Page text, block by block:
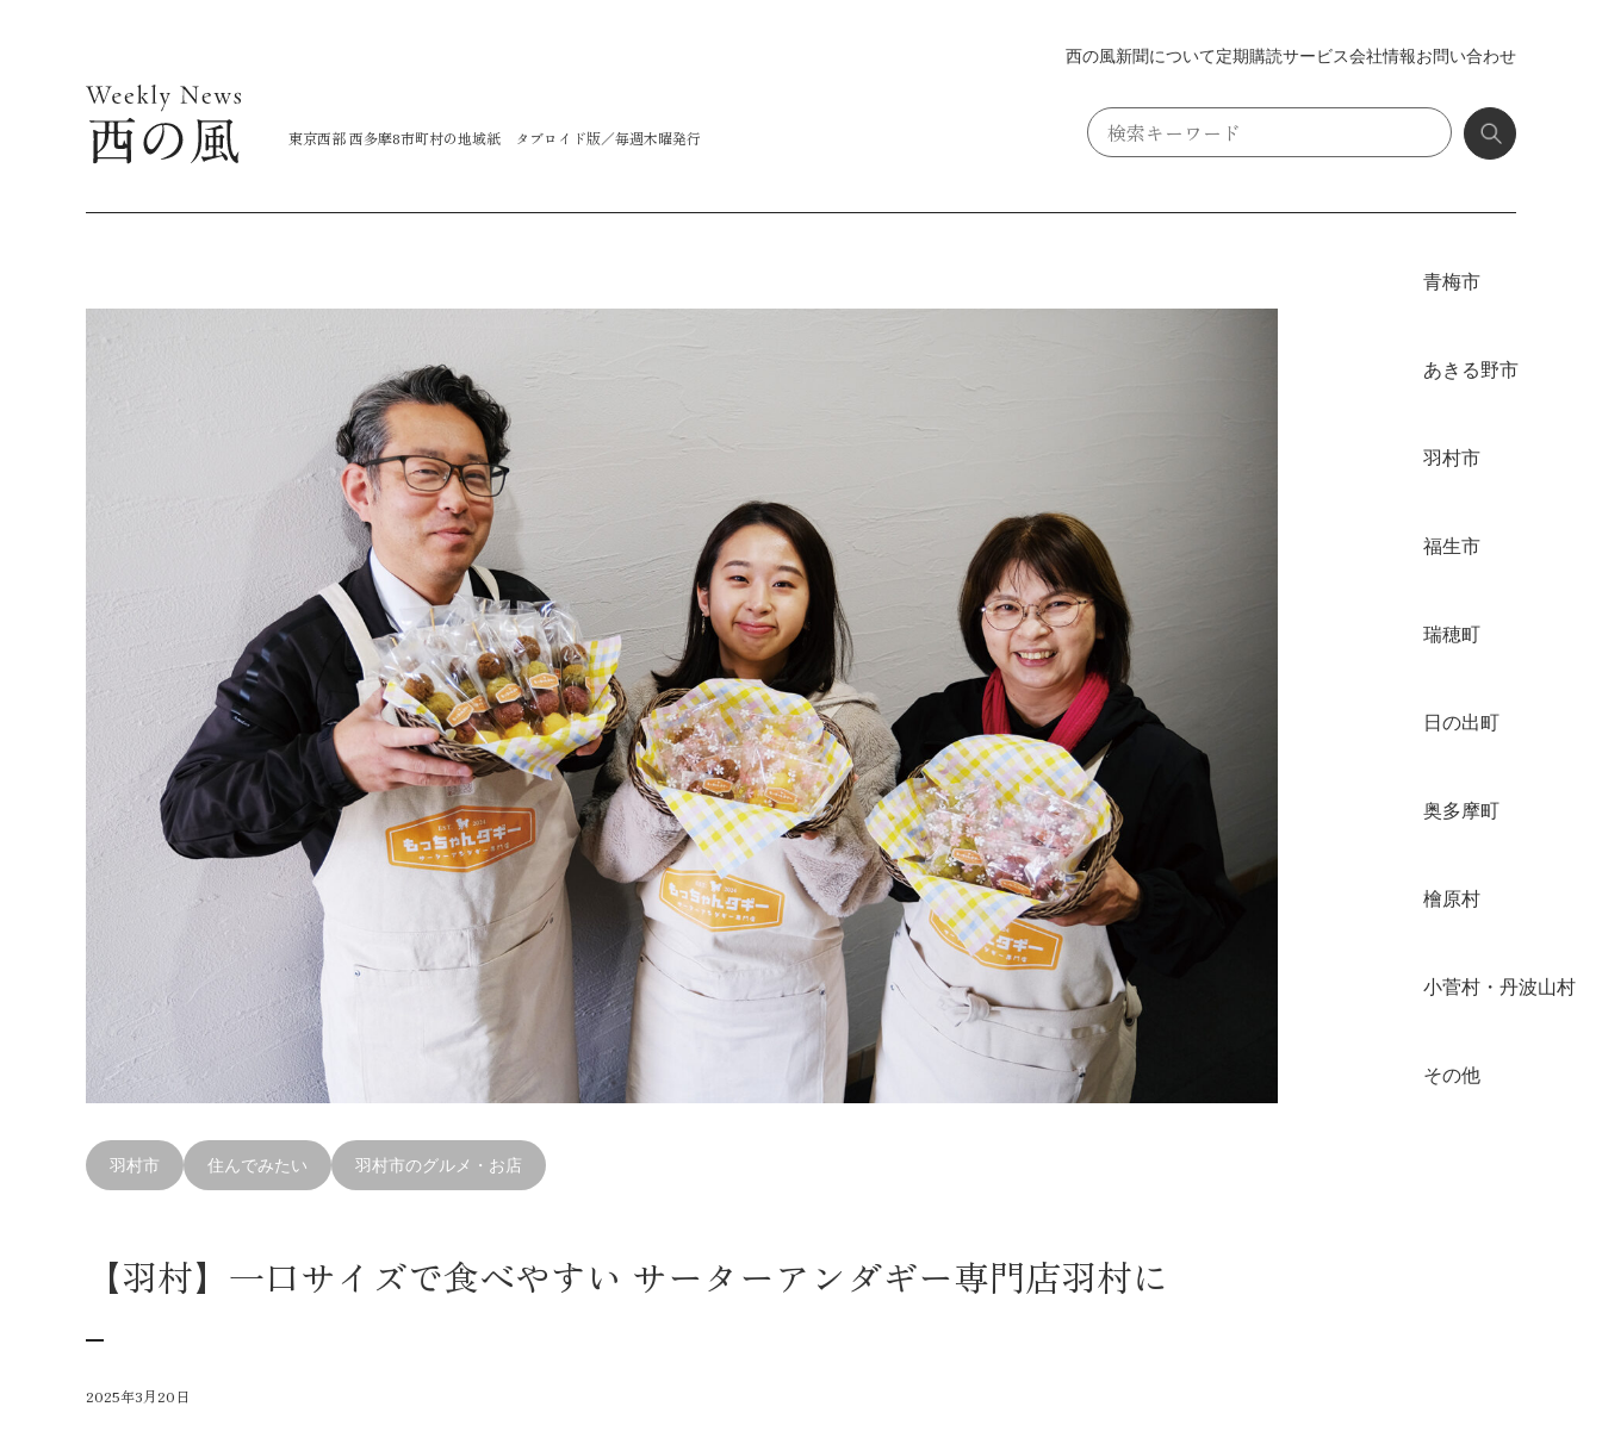
西の風新聞について定期購読サービス会社情報お問い合わせ
東京西部 西多摩8市町村の地域紙 タブロイド版／毎週木曜発行
羽村市 住んでみたい 羽村市のグルメ・お店
【羽村】一口サイズで食べやすい サーターアンダギー専門店羽村に
2025年3月20日
青梅市
あきる野市
羽村市
福生市
瑞穂町
日の出町
奥多摩町
檜原村
小菅村・丹波山村
その他